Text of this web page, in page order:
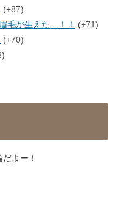
+87
毛が生えた…！！
+71
+70
よー！